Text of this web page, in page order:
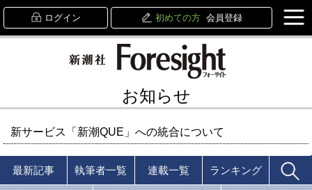
ログイン 初めての方 会員登録
お知らせ
新サービス「新潮QUE」への統合について
最新記事 執筆者一覧 連載一覧 ランキング